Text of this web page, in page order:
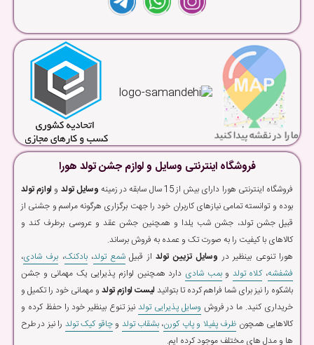
فروشگاه اینترنتی وسایل و لوازم جشن تولد هورا
فروشگاه اینترنتی هورا دارای بیش از 15 سال سابقه در زمینه وسایل تولد و لوازم تولد
بوده و توانسته تمامی نیازهای کاربران خود را جهت برگزاری هرگونه مراسم و جشنی از
قبیل جشن تولد، جشن شب یلدا و همچنین جشن عقد و عروسی برطرف کند و
کالاهای با کیفیت را به صورت تک و عمده به فروش برساند.
هورا تنوعی بینظیر در وسایل تزیین تولداز قبیلشمع تولد،بادکنک، برف شادی،
فشفشه،کلاه تولد وبمب شادی دارد همچنین لوازم پذیرایی یک مهمانی و جشن
باشکوه را نیز برای شما فراهم کرده تا بتوانیدلیست لوازم تولد و مهمانی خود را تکمیل و
خریداری کنید. ما در فروش وسایل پذیرایی تولد نیز تنوع بینظیر خود را حفظ کرده و
کالاهایی همچون ظرف پفیلا و پاپ کورن،بشقاب تولد وچاقو کیک تولد را نیز در طرح
ها و مدل های مختلف موجود کرده ایم.